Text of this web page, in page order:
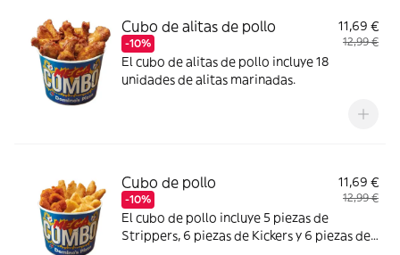
Cubo de alitas de pollo
-10%
11,69 €
12,99 €
El cubo de alitas de pollo incluye 18
unidades de alitas marinadas.
Cubo de pollo
-10%
11,69 €
12,99 €
El cubo de pollo incluye 5 piezas de
Strippers, 6 piezas de Kickers y 6 piezas de